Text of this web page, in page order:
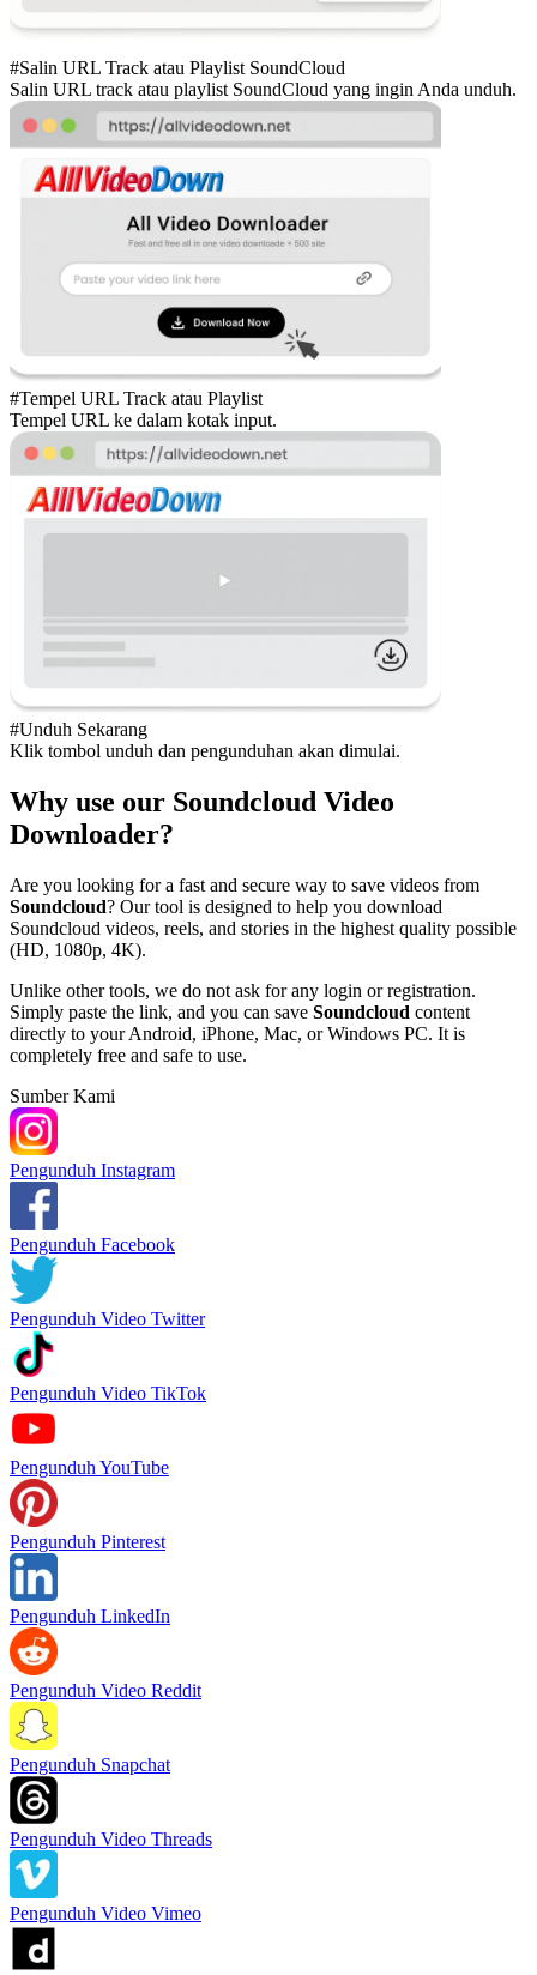
#Salin URL Track atau Playlist SoundCloud
Salin URL track atau playlist SoundCloud yang ingin Anda unduh.
#Tempel URL Track atau Playlist
Tempel URL ke dalam kotak input.
#Unduh Sekarang
Klik tombol unduh dan pengunduhan akan dimulai.
Why use our Soundcloud Video
Downloader?
Are you looking for a fast and secure way to save videos from
Soundcloud? Our tool is designed to help you download
Soundcloud videos, reels, and stories in the highest quality possible
(HD, 1080p, 4K).
Unlike other tools, we do not ask for any login or registration.
Simply paste the link, and you can save Soundcloud content
directly to your Android, iPhone, Mac, or Windows PC. It is
completely free and safe to use.
Sumber Kami
Pengunduh Instagram
Pengunduh Facebook
Pengunduh Video Twitter
Pengunduh Video TikTok
Pengunduh YouTube
Pengunduh Pinterest
Pengunduh LinkedIn
Pengunduh Video Reddit
Pengunduh Snapchat
Pengunduh Video Threads
Pengunduh Video Vimeo